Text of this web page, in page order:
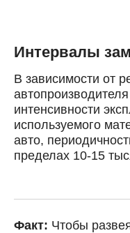
Интервалы
В зависимости от
интенсивности
используемого
авто,
пределах 10-15
Факт: Чтобы